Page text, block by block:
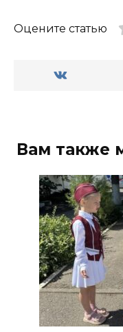
Оцените статью
Вам также